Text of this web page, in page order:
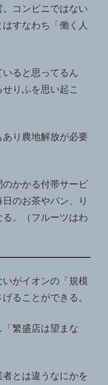
。コンビニではない
すなわち「働く人
いると思ってるん
りふを思い起こ
あり農地解放が必要
かかる付帯サービ
のお茶やパン、り
。（フルーツはわ
がイオンの「規模
ることができる。
繁盛店は望まな
とは違うなにかを